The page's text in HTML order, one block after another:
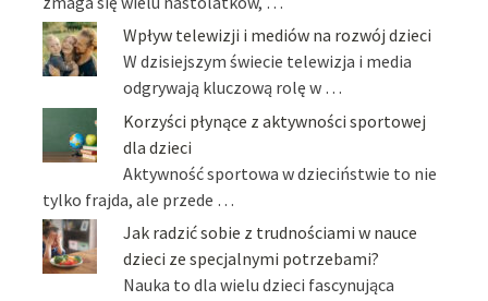
Wpływ telewizji i mediów na rozwój dzieci
W dzisiejszym świecie telewizja i media
odgrywają kluczową rolę w …
Korzyści płynące z aktywności sportowej
dla dzieci
Aktywność sportowa w dzieciństwie to nie
tylko frajda, ale przede …
Jak radzić sobie z trudnościami w nauce
dzieci ze specjalnymi potrzebami?
Nauka to dla wielu dzieci fascynująca